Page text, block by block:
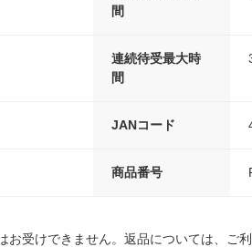
間
連続待受最大時
間
JANコード
商品番号
お受けできません。返品については、ご